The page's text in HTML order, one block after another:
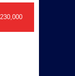
230,000